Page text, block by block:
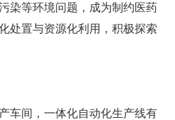
染等环境问题，成为制约医药
处置与资源化利用，积极探索
车间，一体化自动化生产线有